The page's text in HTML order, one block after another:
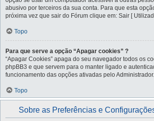
abusivo por terceiros da sua conta. Para que esta
próxima vez que sair do Fórum clique em: Sair [
Topo
Para que serve a opção “Apagar cookies” ?
“Apagar Cookies” apaga do seu navegador todos os
phpBB3 e que servem para o manter ligado e
funcionamento das opções ativadas pelo Administrador.
Topo
Sobre as Preferências e